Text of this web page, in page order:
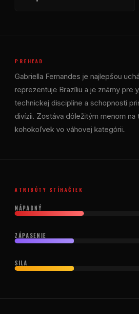
PREHĽAD
Gabriella Fernandes je najlepšou
reprezentuje Brazíliu a je známy pre
technickej disciplíne a schopnosti
divízii. Zostáva dôležitým menom
kohokoľvek vo váhovej kategórii.
ATRIBÚTY STÍHAČIEK
NÁPADNÝ
ZÁPASENIE
SILA